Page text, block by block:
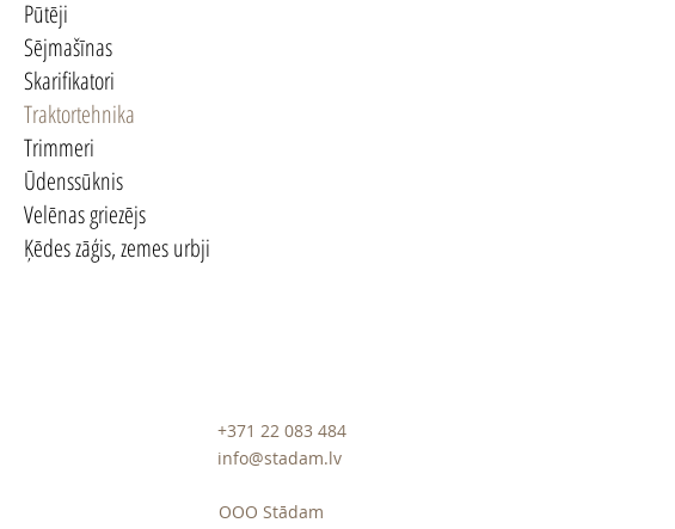
Pūtēji
Sējmašīnas
Skarifikatori
Traktortehnika
Trimmeri
Ūdenssūknis
Velēnas griezējs
Ķēdes zāģis, zemes urbji
+371 22 083 484
info@stadam.lv
ООО Stādam